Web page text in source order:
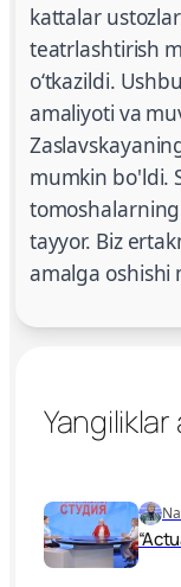
kattalar
teatrlashtirish
o‘tkazildi.
amaliyoti va
mumkin bo'ldi.
tayyor. Biz
amalga oshishi
Yangiliklar